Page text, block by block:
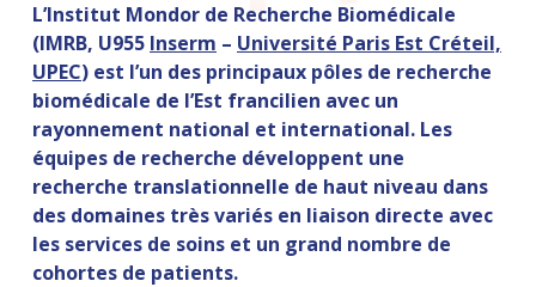
L’Institut Mondor de Recherche Biomédicale
(IMRB, U955 Inserm – Université Paris Est Créteil,
UPEC) est l’un des principaux pôles de recherche
biomédicale de l’Est francilien avec un
rayonnement national et international. Les
équipes de recherche développent une
recherche translationnelle de haut niveau dans
des domaines très variés en liaison directe avec
les services de soins et un grand nombre de
cohortes de patients.